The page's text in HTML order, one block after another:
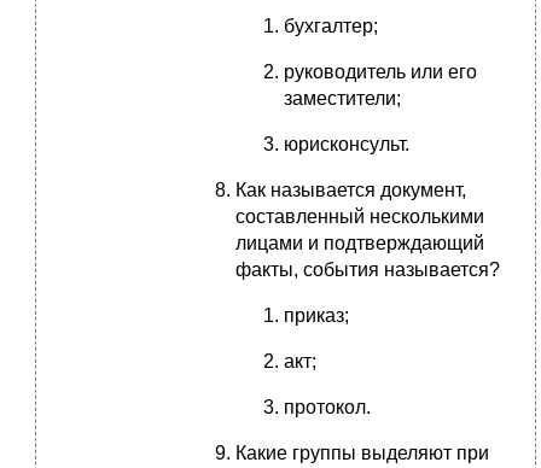
бухгалтер;
руководитель или его
заместители;
юрисконсульт.
Как называется документ,
составленный несколькими
лицами и подтверждающий
факты, события называется?
приказ;
акт;
протокол.
Какие группы выделяют при